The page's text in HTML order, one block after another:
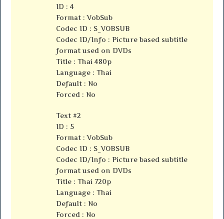
ID : 4
Format : VobSub
Codec ID : S_VOBSUB
Codec ID/Info : Picture based subtitle
format used on DVDs
Title : Thai 480p
Language : Thai
Default : No
Forced : No
Text #2
ID : 5
Format : VobSub
Codec ID : S_VOBSUB
Codec ID/Info : Picture based subtitle
format used on DVDs
Title : Thai 720p
Language : Thai
Default : No
Forced : No